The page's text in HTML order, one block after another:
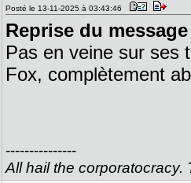
Posté le 13-11-2025 à 03:43:46
Reprise du
Pas en veine sur ses
Fox, complètement
---------------
All hail the corporatocracy.